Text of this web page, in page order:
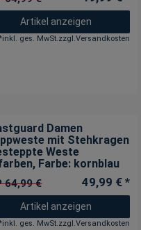
Artikel anzeigen
inkl. ges. MwSt.zzgl.Versandkosten
Damen
mit Stehkragen
Weste
, Farbe: kornblau
64,99 € 49,99 € *
Artikel anzeigen
inkl. ges. MwSt.zzgl.Versandkosten